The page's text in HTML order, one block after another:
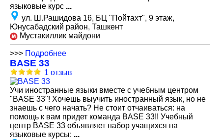
языковые курс ...
ул. Ш.Рашидова 16, БЦ "Пойтахт", 9 этаж,
Юнусабадский район, Ташкент
Мустакиллик майдони
>>> Подробнее
BASE 33
1 отзыв
Учи иностранные языки вместе с учебным центром
"BASE 33"! Хочешь выучить иностранный язык, но не
знаешь с чего начать? Не стоит отчаиваться: на
помощь к вам придет команда BASE 33!! Учебный
центр BASE 33 объявляет набор учащихся на
языковые курсы: ...